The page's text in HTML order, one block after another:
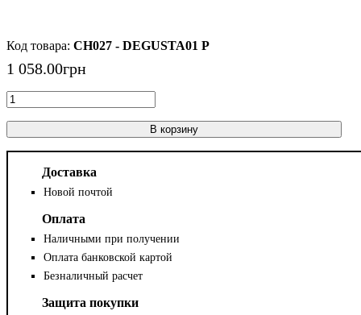
CH027 - DEGUSTA01 P
1 058.00грн
В корзину
Доставка
Новой почтой
Оплата
Наличными при получении
Оплата банковской картой
Безналичный расчет
Защита покупки